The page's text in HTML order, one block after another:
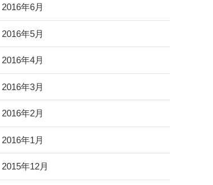
2016年6月
2016年5月
2016年4月
2016年3月
2016年2月
2016年1月
2015年12月